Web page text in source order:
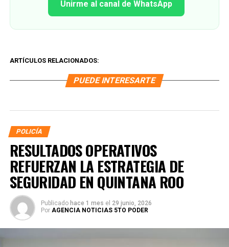
Unirme al canal de WhatsApp
ARTÍCULOS RELACIONADOS:
PUEDE INTERESARTE
POLICÍA
RESULTADOS OPERATIVOS
REFUERZAN LA ESTRATEGIA DE
SEGURIDAD EN QUINTANA ROO
Publicado hace 1 mes el 29 junio, 2026
Por AGENCIA NOTICIAS 5TO PODER